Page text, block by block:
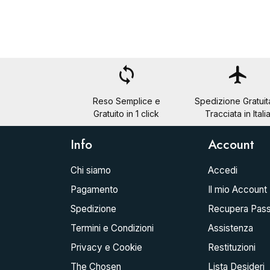
loop
Reso Semplice e
Gratuito in 1 click
flight
Spedizione
Tracciata in Italia
Info
Chi siamo
Pagamento
Spedizione
Termini e Condizioni
Privacy e Cookie
The Chosen
Account
Accedi
Il mio Account
Recupera
Assistenza
Restituzioni
Lista Desideri